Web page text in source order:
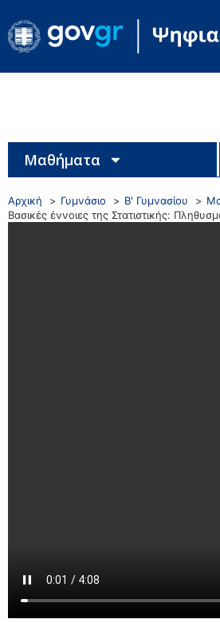
Μαθήματα
Αρχική Γυμνάσιο Β' Γυμνασίου
Βασικές έννοιες της Στατιστικής: